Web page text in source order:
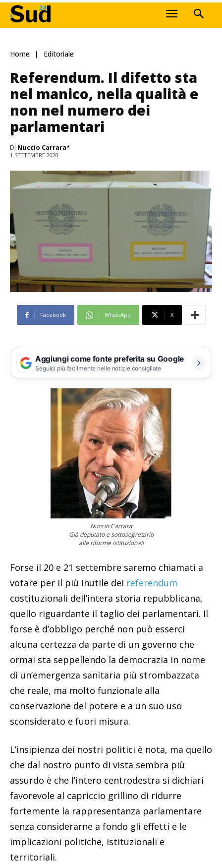
Home Editoriale
Referendum. Il difetto sta
nel manico, nella qualità e
non nel numero dei
parlamentari
Di Nuccio Carrara*
1 SETTEMBRE 2020
Facebook WhatsApp X
Aggiungi come fonte preferita su Google
Seguici più facilmente nelle notizie consigliate
Nuccio Carrara
Già deputato e sottosegretario
alle riforme istituzionali
Forse il 20 e 21 settembre saremo chiamati a
votare per il più inutile dei referendum
costituzionali dell’intera storia repubblicana,
quello riguardante il taglio dei parlamentari. Il
forse è d’obbligo perché non può esserci
alcuna certezza da parte di un governo che
ormai sta seppellendo la democrazia in nome
di un’emergenza sanitaria più strombazzata
che reale, ma molto funzionale alla
conservazione del potere e a un suo uso
sconsiderato e fuori misura.
L’insipienza dei nostri politici è nota, ma quello
che dal nostro punto di vista sembra più
assurdo è che l’intero centrodestra si dichiari
favorevole al capriccio grillino di ridurre
fortemente la rappresentanza parlamentare
senza considerarne a fondo gli effetti e le
implicazioni politiche, istituzionali e
territoriali.